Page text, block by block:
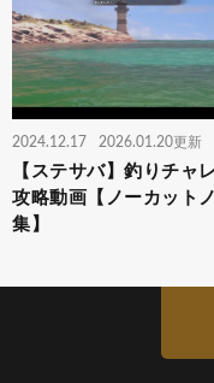
2024.12.17 2026.01.20更新
【ステサバ】釣りチャ
攻略動画【ノーカット
集】